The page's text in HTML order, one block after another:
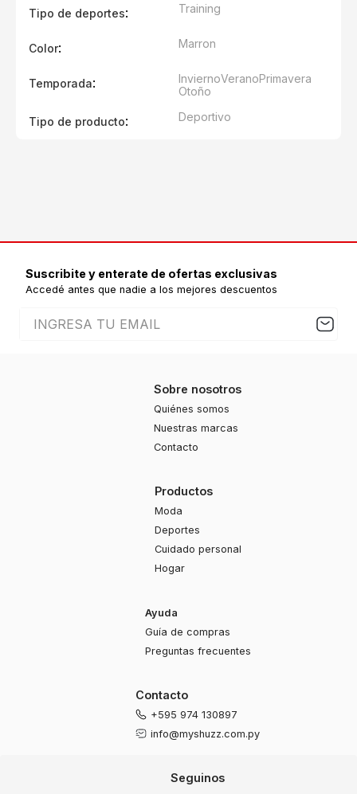
Tipo de deportes: Training
Color: Marron
Temporada: InviernoVeranoPrimavera
Otoño
Tipo de producto: Deportivo
Suscribite y enterate de ofertas exclusivas
Accedé antes que nadie a los mejores descuentos
Sobre nosotros
Quiénes somos
Nuestras marcas
Contacto
Productos
Moda
Deportes
Cuidado personal
Hogar
Ayuda
Guía de compras
Preguntas frecuentes
Contacto
+595 974 130897
info@myshuzz.com.py
Seguinos